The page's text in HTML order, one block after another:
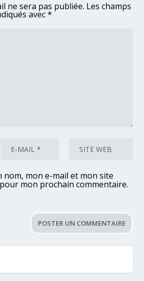
ne sera pas publiée. Les champs
avec*
nom, mon e-mail et mon site
mon prochain commentaire.